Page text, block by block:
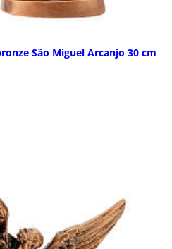
São Miguel Arcanjo 30 cm